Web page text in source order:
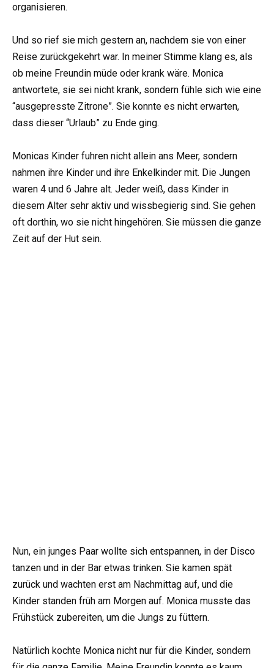
organisieren.
Und so rief sie mich gestern an, nachdem sie von einer
Reise zurückgekehrt war. In meiner Stimme klang es, als
ob meine Freundin müde oder krank wäre. Monica
antwortete, sie sei nicht krank, sondern fühle sich wie eine
“ausgepresste Zitrone”. Sie konnte es nicht erwarten,
dass dieser “Urlaub” zu Ende ging.
Monicas Kinder fuhren nicht allein ans Meer, sondern
nahmen ihre Kinder und ihre Enkelkinder mit. Die Jungen
waren 4 und 6 Jahre alt. Jeder weiß, dass Kinder in
diesem Alter sehr aktiv und wissbegierig sind. Sie gehen
oft dorthin, wo sie nicht hingehören. Sie müssen die ganze
Zeit auf der Hut sein.
Nun, ein junges Paar wollte sich entspannen, in der Disco
tanzen und in der Bar etwas trinken. Sie kamen spät
zurück und wachten erst am Nachmittag auf, und die
Kinder standen früh am Morgen auf. Monica musste das
Frühstück zubereiten, um die Jungs zu füttern.
Natürlich kochte Monica nicht nur für die Kinder, sondern